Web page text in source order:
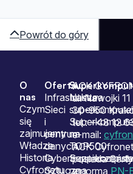
Powrót do góry
Sitemap
O
nas
Czym
się
zajmujemy
Władze
Historia
Cyfronetu
Oferta
Infrastruktura
Sieci
i
centrum
danych
Sztuczna
Nasze
na
TOP500
na
ACK
ul. Nawojki 11
30-950
tel.: +48 12
e-mail:
ACK
posiada
z normą PN-